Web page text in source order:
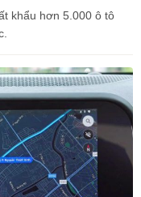
khẩu hơn 5.000 ô tô